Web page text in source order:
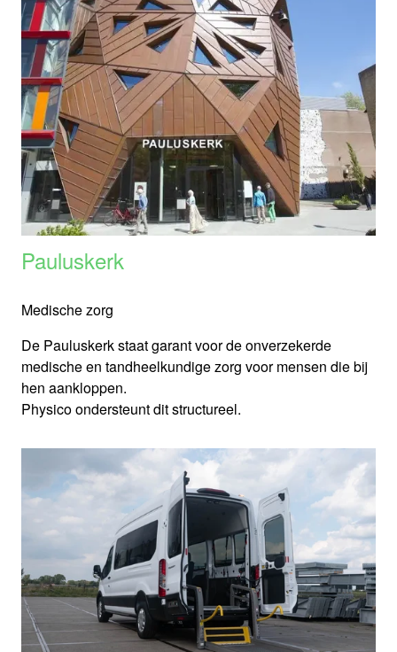
Pauluskerk
Medische zorg
De Pauluskerk staat garant voor de onverzekerde
medische en tandheelkundige zorg voor mensen die bij
hen aankloppen.
Physico ondersteunt dit structureel.